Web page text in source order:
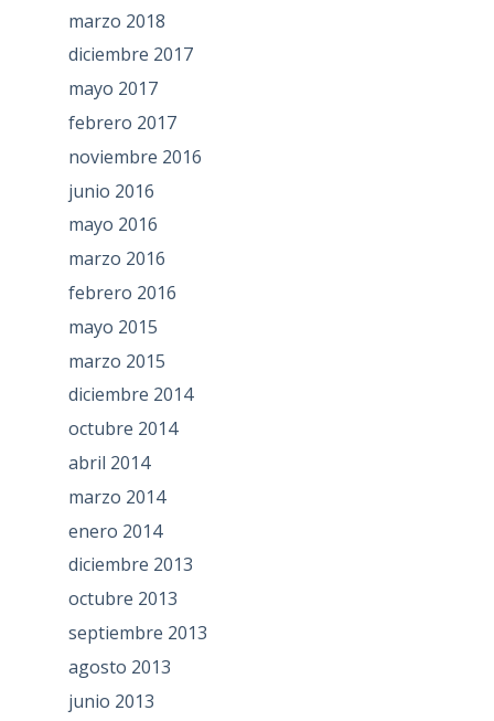
marzo 2018
diciembre 2017
mayo 2017
febrero 2017
noviembre 2016
junio 2016
mayo 2016
marzo 2016
febrero 2016
mayo 2015
marzo 2015
diciembre 2014
octubre 2014
abril 2014
marzo 2014
enero 2014
diciembre 2013
octubre 2013
septiembre 2013
agosto 2013
junio 2013